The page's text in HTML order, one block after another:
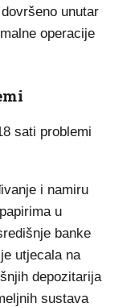
unutar
operacije
sati problemi
i namiru
u
banke
utjecala na
depozitarija
sustava